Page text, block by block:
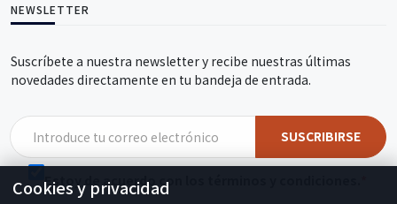
NEWSLETTER
Suscríbete a nuestra newsletter y recibe nuestras últimas
novedades directamente en tu bandeja de entrada.
SUSCRIBIRSE
Estoy de acuerdo con los términos y condiciones.
Cookies y privacidad